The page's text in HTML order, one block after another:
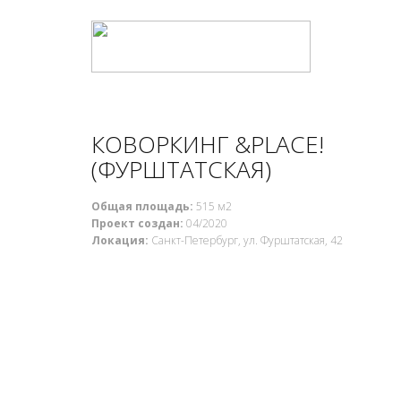
КОВОРКИНГ &PLACE!
(ФУРШТАТСКАЯ)
Общая площадь: 515 м2
Проект создан: 04/2020
Локация: Санкт-Петербург, ул. Фурштатская, 42